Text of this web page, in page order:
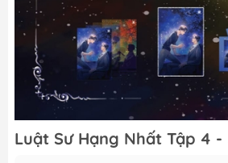
Luật Sư Hạng Nhất Tập 4